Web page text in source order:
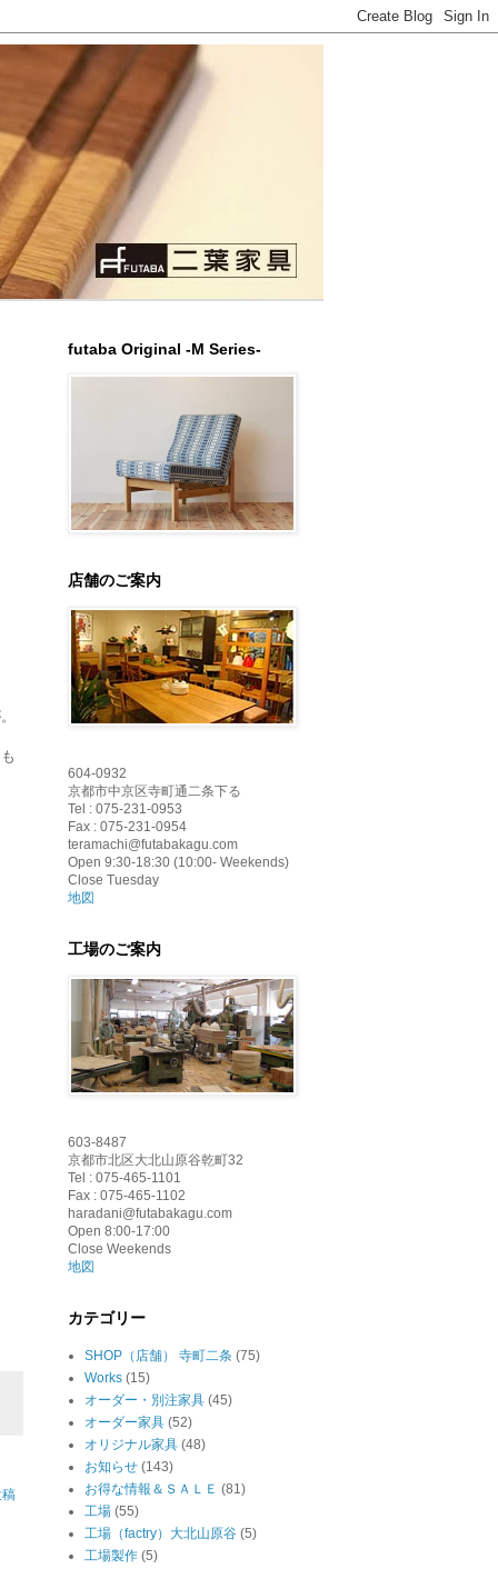
futaba Original -M Series-
店舗のご案内
604-0932
京都市中京区寺町通二条下る
Tel : 075-231-0953
Fax : 075-231-0954
teramachi@futabakagu.com
Open 9:30-18:30 (10:00- Weekends)
Close Tuesday
地図
工場のご案内
603-8487
京都市北区大北山原谷乾町32
Tel : 075-465-1101
Fax : 075-465-1102
haradani@futabakagu.com
Open 8:00-17:00
Close Weekends
地図
カテゴリー
SHOP（店舗） 寺町二条 (75)
Works (15)
オーダー・別注家具 (45)
オーダー家具 (52)
オリジナル家具 (48)
お知らせ (143)
お得な情報＆ＳＡＬＥ (81)
工場 (55)
工場（factry）大北山原谷 (5)
工場製作 (5)